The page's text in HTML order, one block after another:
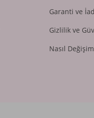
Garanti ve
Gizlilik ve
Nasıl